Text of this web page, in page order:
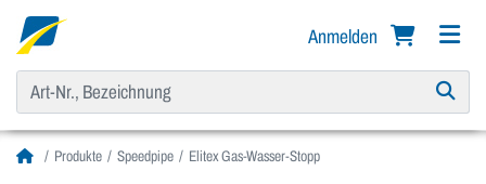
Anmelden
Produkte Speedpipe Elitex Gas-Wasser-Stopp